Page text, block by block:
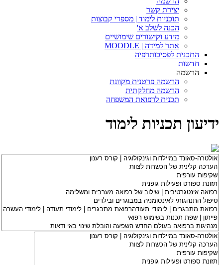
יצירת קשר
תוכניות לימוד | מספרי קבוצות
הכנה לשלב א'
מידע וקישורים שימושיים
אתר למידה | MOODLE
התכנית לפסיכותרפיה
חדשות
הרשמה
הרשמה פרטנית מקוונת
הרשמה מחלקתית
תכנית לרפואת המשפחה
ידיעון תכניות לימוד